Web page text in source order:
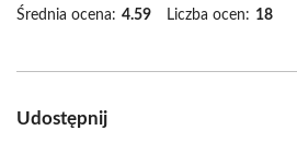
Średnia ocena: 4.59 Liczba ocen: 18
Udostępnij